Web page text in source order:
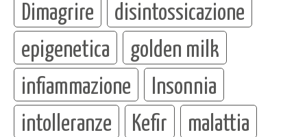
Dimagrire
disintossicazione
epigenetica
golden milk
infiammazione
Insonnia
intolleranze
Kefir
malattia